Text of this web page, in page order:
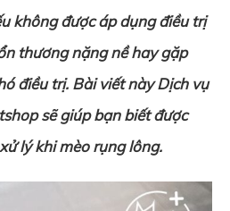
không được áp dụng điều trị
thương nặng nề hay gặp
điều trị. Bài viết này Dịch vụ
sẽ giúp bạn biết được
lý khi mèo rụng lông.